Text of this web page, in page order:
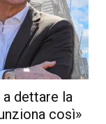
dettare la
così»